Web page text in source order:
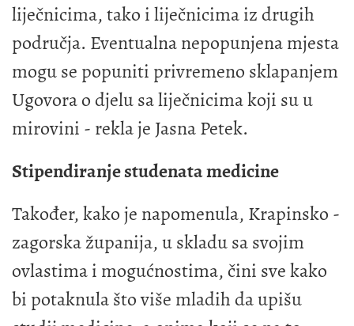
liječnicima, tako i liječnicima iz drugih
područja. Eventualna nepopunjena mjesta
mogu se popuniti privremeno sklapanjem
Ugovora o djelu sa liječnicima koji su u
mirovini - rekla je Jasna Petek.
Stipendiranje studenata medicine
Također, kako je napomenula, Krapinsko -
zagorska županija, u skladu sa svojim
ovlastima i mogućnostima, čini sve kako
bi potaknula što više mladih da upišu